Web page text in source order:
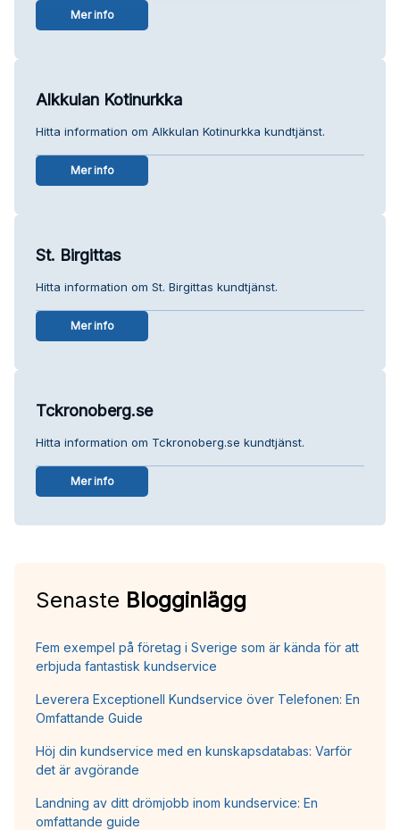
Mer info
Alkkulan Kotinurkka
Hitta information om Alkkulan Kotinurkka kundtjänst.
Mer info
St. Birgittas
Hitta information om St. Birgittas kundtjänst.
Mer info
Tckronoberg.se
Hitta information om Tckronoberg.se kundtjänst.
Mer info
Senaste Blogginlägg
Fem exempel på företag i Sverige som är kända för att
erbjuda fantastisk kundservice
Leverera Exceptionell Kundservice över Telefonen: En
Omfattande Guide
Höj din kundservice med en kunskapsdatabas: Varför
det är avgörande
Landning av ditt drömjobb inom kundservice: En
omfattande guide